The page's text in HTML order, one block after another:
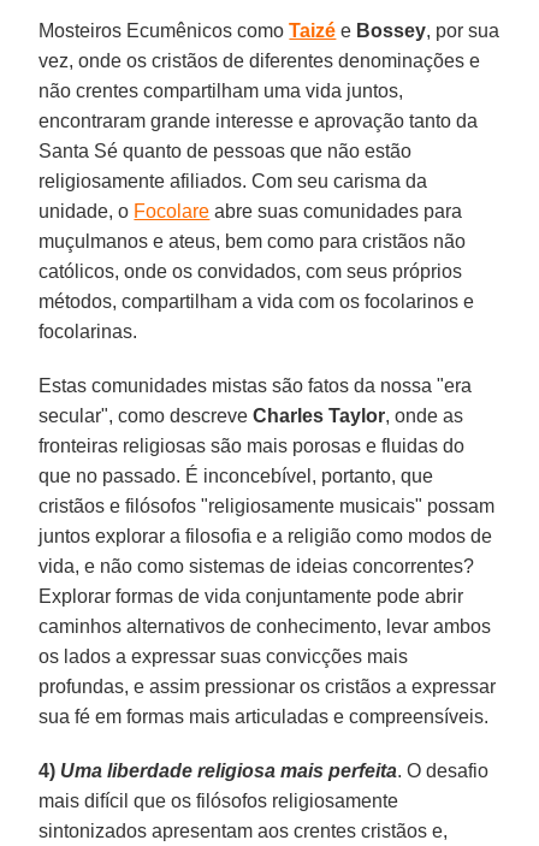
Mosteiros Ecumênicos comoTaizé e Bossey, por sua
vez, onde os cristãos de diferentes denominações e
não crentes compartilham uma vida juntos,
encontraram grande interesse e aprovação tanto da
Santa Sé quanto de pessoas que não estão
religiosamente afiliados. Com seu carisma da
unidade, o Focolare abre suas comunidades para
muçulmanos e ateus, bem como para cristãos não
católicos, onde os convidados, com seus próprios
métodos, compartilham a vida com os focolarinos e
focolarinas.
Estas comunidades mistas são fatos da nossa "era
secular", como descreveCharles Taylor, onde as
fronteiras religiosas são mais porosas e fluidas do
que no passado. É inconcebível, portanto, que
cristãos e filósofos "religiosamente musicais" possam
juntos explorar a filosofia e a religião como modos de
vida, e não como sistemas de ideias concorrentes?
Explorar formas de vida conjuntamente pode abrir
caminhos alternativos de conhecimento, levar ambos
os lados a expressar suas convicções mais
profundas, e assim pressionar os cristãos a expressar
sua fé em formas mais articuladas e compreensíveis.
4) Uma liberdade religiosa mais perfeita. O desafio
mais difícil que os filósofos religiosamente
sintonizados apresentam aos crentes cristãos e,